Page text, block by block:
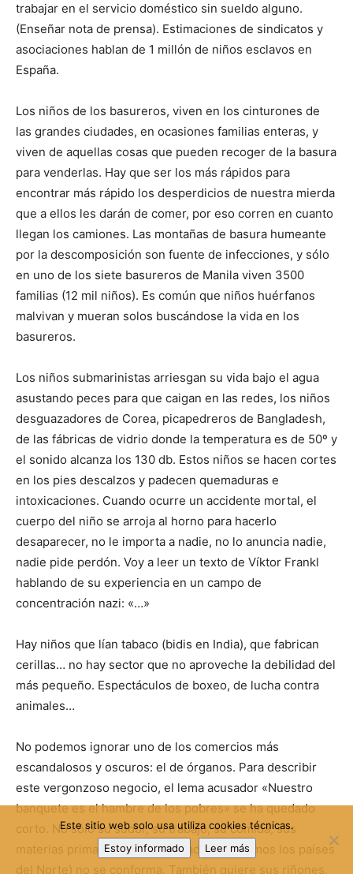
trabajar en el servicio doméstico sin sueldo alguno.
(Enseñar nota de prensa). Estimaciones de sindicatos y
asociaciones hablan de 1 millón de niños esclavos en
España.
Los niños de los basureros, viven en los cinturones de
las grandes ciudades, en ocasiones familias enteras, y
viven de aquellas cosas que pueden recoger de la basura
para venderlas. Hay que ser los más rápidos para
encontrar más rápido los desperdicios de nuestra mierda
que a ellos les darán de comer, por eso corren en cuanto
llegan los camiones. Las montañas de basura humeante
por la descomposición son fuente de infecciones, y sólo
en uno de los siete basureros de Manila viven 3500
familias (12 mil niños). Es común que niños huérfanos
malvivan y mueran solos buscándose la vida en los
basureros.
Los niños submarinistas arriesgan su vida bajo el agua
asustando peces para que caigan en las redes, los niños
desguazadores de Corea, picapedreros de Bangladesh,
de las fábricas de vidrio donde la temperatura es de 50º y
el sonido alcanza los 130 db. Estos niños se hacen cortes
en los pies descalzos y padecen quemaduras e
intoxicaciones. Cuando ocurre un accidente mortal, el
cuerpo del niño se arroja al horno para hacerlo
desaparecer, no le importa a nadie, no lo anuncia nadie,
nadie pide perdón. Voy a leer un texto de Víktor Frankl
hablando de su experiencia en un campo de
concentración nazi: «…»
Hay niños que lían tabaco (bidis en India), que fabrican
cerillas… no hay sector que no aproveche la debilidad del
más pequeño. Espectáculos de boxeo, de lucha contra
animales…
No podemos ignorar uno de los comercios más
escandalosos y oscuros: el de órganos. Para describir
este vergonzoso negocio, el lema acusador «Nuestro
banquete es el hambre de los pobres» se ha quedado
corto. No sólo su sudor, su trabajo, su comida, sus
materias primas… el cerdo cebado (que somos los países
del Norte) no se conforma. También quiere sus riñones,
Este sitio web solo usa utiliza cookies técnicas.
Estoy informado
Leer más